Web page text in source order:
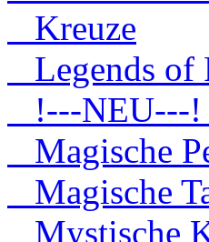
Kreuze
Legends of
!---NEU---!
Magische
Magische
Mystische